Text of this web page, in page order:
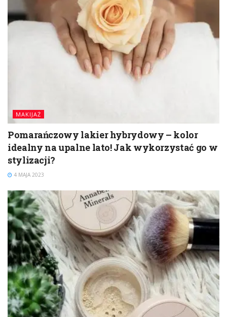
MAKIJAŻ
Pomarańczowy lakier hybrydowy – kolor
idealny na upalne lato! Jak wykorzystać go w
stylizacji?
4 MAJA 2023